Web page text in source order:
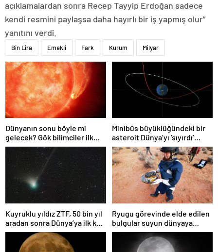
açıklamalardan sonra Recep Tayyip Erdoğan sadece
kendi resmini paylaşsa daha hayırlı bir iş yapmış olur”
yanıtını verdi.
Bin Lira Emekli Fark Kurum Milyar
Dünyanın sonu böyle mi
gelecek? Gök bilimciler ilk
kez sönen yıldızın gezegeni
yutmasına tanık oldu
Minibüs büyüklüğündeki bir
asteroit Dünya’yı ‘sıyırdı’
geçti
Kuyruklu yıldız ZTF, 50 bin yıl
aradan sonra Dünya’ya ilk kez
çok yaklaşacak
Ryugu görevinde elde edilen
bulgular suyun dünyaya
asteroitlerce getirilmiş
olabileceğini gösteriyor